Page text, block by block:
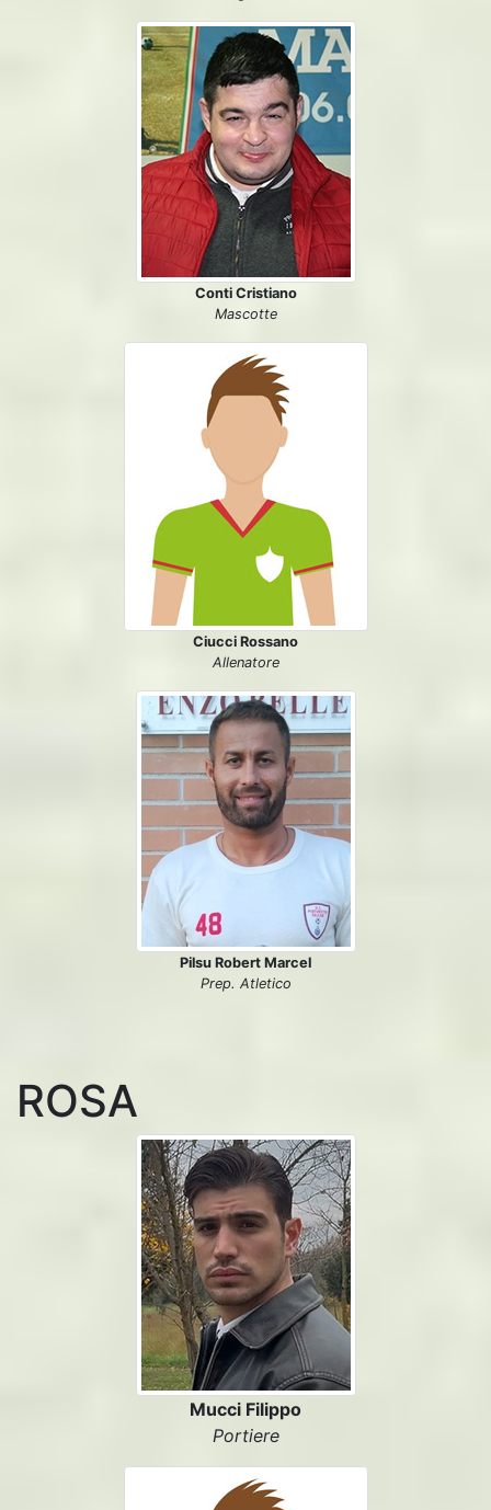
Conti Cristiano
Mascotte
Ciucci Rossano
Allenatore
Pilsu Robert Marcel
Prep. Atletico
ROSA
Mucci Filippo
Portiere